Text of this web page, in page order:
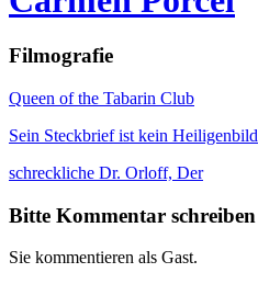
Filmografie
Queen of the Tabarin Club
Sein Steckbrief ist kein Heiligenbild
schreckliche Dr. Orloff, Der
Bitte Kommentar schreiben
Sie kommentieren als Gast.